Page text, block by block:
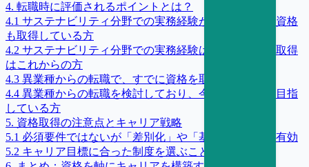
4. 転職時に評価されるポイントとは？
4.1 サステナビリティ分野での実務経験があり、すでに資格
も取得している方
4.2 サステナビリティ分野での実務経験はあるが、資格取得
はこれからの方
4.3 異業種からの転職で、すでに資格を取得している方
4.4 異業種からの転職を検討しており、今後資格取得を目指
している方
5. 資格取得の注意点とキャリア戦略
5.1 必須要件ではないが「差別化」や「基礎固め」には有効
5.2 キャリア目標に合った制度を選ぶことが重要